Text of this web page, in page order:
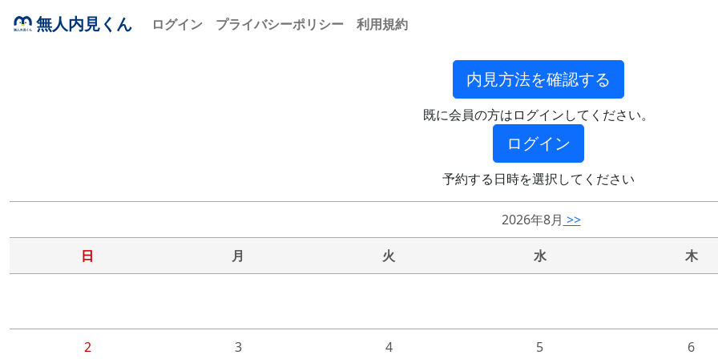
無人内見くん ログイン プライバシーポリシー 利用規約
内見方法を確認する
既に会員の方はログインしてください。
ログイン
予約する日時を選択してください
2026年8月 >>
日 月 火 水 木
2
3
4
5
6